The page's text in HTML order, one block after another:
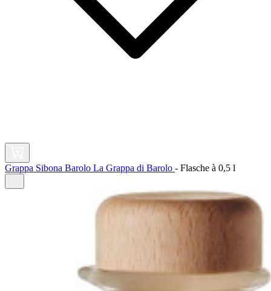
Grappa Sibona Barolo La Grappa di Barolo - Flasche à 0,5 l